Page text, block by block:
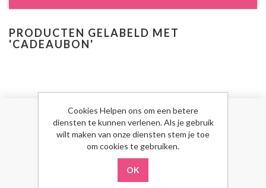
PRODUCTEN GELABELD MET
'CADEAUBON'
MIJN ACCOUNT
Cookies Helpen ons om een betere
diensten te kunnen verlenen. Als je gebruik
wilt maken van onze diensten stem je toe
om cookies te gebruiken.